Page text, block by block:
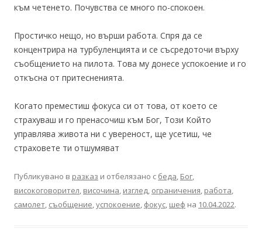
към четенето. Почувства се много по-спокоен.
Простичко нещо, но върши работа. Спря да се
концентрира на турбуленцията и се съсредоточи върху
съобщението на пилота. Това му донесе успокоение и го
откъсна от притесненията.
Когато преместиш фокуса си от това, от което се
страхуваш и го пренасочиш към Бог, Този Който
управлява живота ни с увереност, ще усетиш, че
страховете ти отшумяват
Публикувано в разказ и отбелязано с беда, Бог,
високоговорител, височина, изглед, ограничения, работа,
самолет, съобщение,успокоение, фокус, шеф на 10.04.2022.